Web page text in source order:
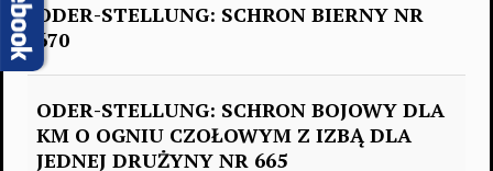
ODER-STELLUNG: SCHRON BIERNY NR
670
ODER-STELLUNG: SCHRON BOJOWY DLA
KM O OGNIU CZOŁOWYM Z IZBĄ DLA
JEDNEJ DRUŻYNY NR 665